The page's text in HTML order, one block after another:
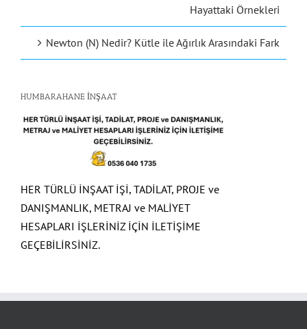
Hayattaki Örnekleri
Newton (N) Nedir? Kütle ile Ağırlık Arasındaki Fark
HUMBARAHANE İNŞAAT
HER TÜRLÜ İNŞAAT İŞİ, TADİLAT, PROJE ve
DANIŞMANLIK, METRAJ ve MALİYET
HESAPLARI İŞLERİNİZ İÇİN İLETİŞİME
GEÇEBİLİRSİNİZ.